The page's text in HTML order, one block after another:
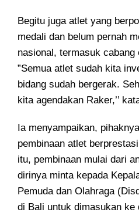
Begitu juga atlet yang
medali dan belum pernah
nasional, termasuk cabang
”Semua atlet sudah kita
bidang sudah bergerak.
kita agendakan Raker,’’
Ia menyampaikan,
pembinaan atlet
itu, pembinaan mulai dari
dirinya minta kepada
Pemuda dan Olahraga
di Bali untuk dimasukan